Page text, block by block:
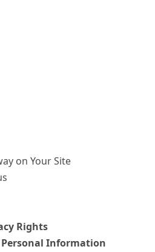
on Your Site
Rights
Personal Information